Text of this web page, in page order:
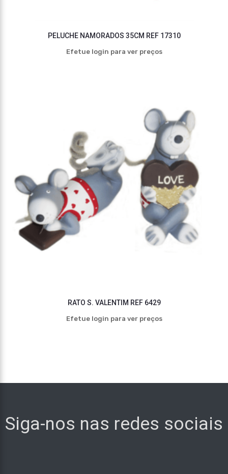
PELUCHE NAMORADOS 35CM REF 17310
Efetue login para ver preços
RATO S. VALENTIM REF 6429
Efetue login para ver preços
Siga-nos nas redes sociais